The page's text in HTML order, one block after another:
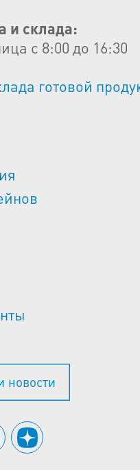
и склада:
с 8:00 до 16:30
готовой
новости